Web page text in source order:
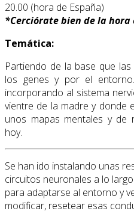
20.00 (hora de España)
*Cerciórate bien de la hora
Temática:
Partiendo de la base que
los genes y por el
incorporando al sistema
vientre de la madre y donde
unos mapas mentales y de
hoy.
Se han ido instalando unas
circuitos neuronales a lo
para adaptarse al entorno y
modificar, resetear esas